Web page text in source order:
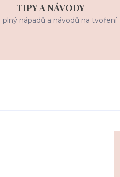
TIPY A NÁVODY
plný nápadů a návodů na tvoření